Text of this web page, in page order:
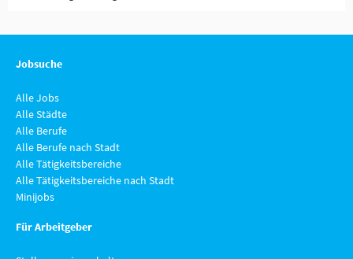
Jobsuche
Alle Jobs
Alle Städte
Alle Berufe
Alle Berufe nach Stadt
Alle Tätigkeitsbereiche
Alle Tätigkeitsbereiche nach Stadt
Minijobs
Für Arbeitgeber